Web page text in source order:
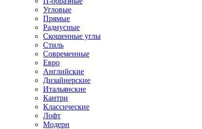
Угловые
Прямые
Радиусные
Скошенные углы
Стиль
Современные
Евро
Английские
Дизайнерские
Итальянские
Кантри
Классические
Лофт
Модерн